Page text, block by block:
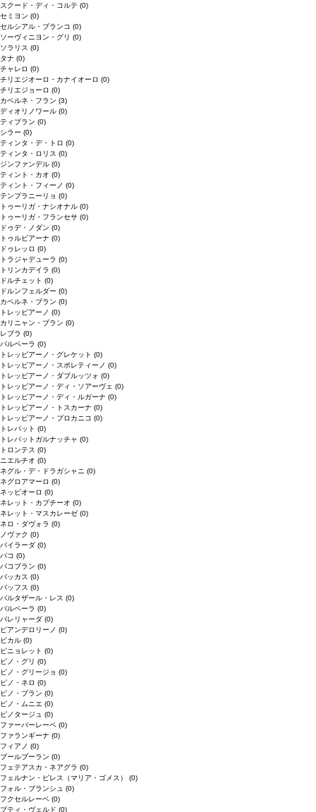
スクード・ディ・コルテ (0)
セミヨン (0)
セルシアル・ブランコ (0)
ソーヴィニヨン・グリ (0)
ソラリス (0)
タナ (0)
チャレロ (0)
チリエジオーロ・カナイオーロ (0)
チリエジョーロ (0)
カベルネ・フラン (3)
ディオリノワール (0)
ティブラン (0)
シラー (0)
ティンタ・デ・トロ (0)
ティンタ・ロリス (0)
ジンファンデル (0)
ティント・カオ (0)
ティント・フィーノ (0)
テンプラニーリョ (0)
トゥーリガ・ナシオナル (0)
トゥーリガ・フランセサ (0)
ドゥデ・ノダン (0)
トゥルビアーナ (0)
ドゥレッロ (0)
トラジャデューラ (0)
トリンカデイラ (0)
ドルチェット (0)
ドルンフェルダー (0)
カベルネ・ブラン (0)
トレッビアーノ (0)
カリニャン・ブラン (0)
レブラ (0)
バルベーラ (0)
トレッビアーノ・グレケット (0)
トレッビアーノ・スポレティーノ (0)
トレッビアーノ・ダブルッツォ (0)
トレッビアーノ・ディ・ソアーヴェ (0)
トレッビアーノ・ディ・ルガーナ (0)
トレッビアーノ・トスカーナ (0)
トレッビアーノ・プロカニコ (0)
トレパット (0)
トレパットガルナッチャ (0)
トロンテス (0)
ニエルチオ (0)
ネグル・デ・ドラガシャニ (0)
ネグロアマーロ (0)
ネッビオーロ (0)
ネレット・カプチーオ (0)
ネレット・マスカレーゼ (0)
ネロ・ダヴォラ (0)
ノヴァク (0)
バイラーダ (0)
バコ (0)
バコブラン (0)
バッカス (0)
バッフス (0)
バルタザール・レス (0)
バルベーラ (0)
パレリャーダ (0)
ピアンデロリーノ (0)
ビカル (0)
ピニョレット (0)
ピノ・グリ (0)
ピノ・グリージョ (0)
ピノ・ネロ (0)
ピノ・ブラン (0)
ピノ・ムニエ (0)
ピノタージュ (0)
ファーバーレーベ (0)
ファランギーナ (0)
フィアノ (0)
ブールブーラン (0)
フェテアスカ・ネアグラ (0)
フェルナン・ピレス（マリア・ゴメス） (0)
フォル・ブランシュ (0)
フクセルレーベ (0)
プティ・ヴェルド (0)